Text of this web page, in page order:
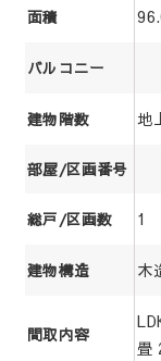
面積
バルコニー
建物階数 地
部屋/区画番号
総戸/区画数 1
建物構造 木
間取内容